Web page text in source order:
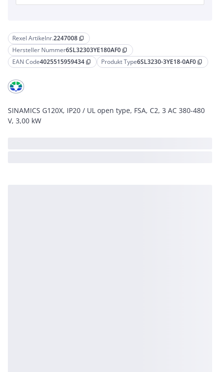
Rexel Artikelnr.2247008 content_copy
Hersteller Nummer6SL32303YE180AF0 content_copy
EAN Code4025515959434 content_copy Produkt Type6SL3230-3YE18-0AF0 content_copy
SINAMICS G120X, IP20 / UL open type, FSA, C2, 3 AC 380-480
V, 3,00 kW